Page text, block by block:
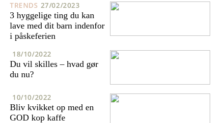
TRENDS 27/02/2023
3 hyggelige ting du kan
lave med dit barn indenfor
i påskeferien
18/10/2022
Du vil skilles – hvad gør
du nu?
10/10/2022
Bliv kvikket op med en
GOD kop kaffe